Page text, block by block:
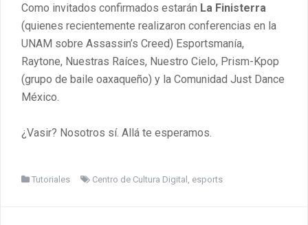
Como invitados confirmados estarán La Finisterra
(quienes recientemente realizaron conferencias en la
UNAM sobre Assassin’s Creed) Esportsmanía,
Raytone, Nuestras Raíces, Nuestro Cielo, Prism-Kpop
(grupo de baile oaxaqueño) y la Comunidad Just Dance
México.
¿Vasir? Nosotros sí. Allá te esperamos.
Tutoriales Centro de Cultura Digital esports